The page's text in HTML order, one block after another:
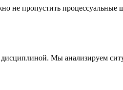
не пропустить процессуальные
Мы анализируем